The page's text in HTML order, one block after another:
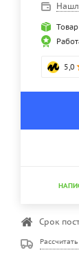
5,0
Срок